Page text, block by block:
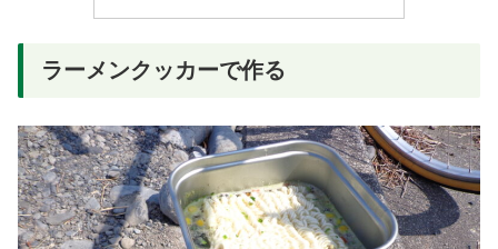
ラーメンクッカーで作る